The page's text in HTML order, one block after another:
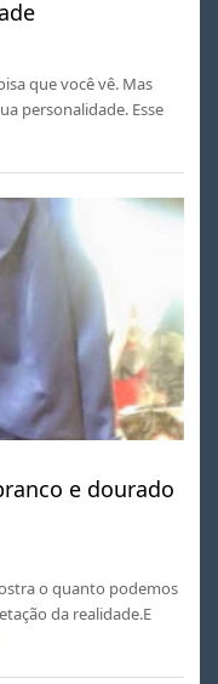
que você vê. Mas
personalidade. Esse
e dourado
o quanto podemos
da realidade.E